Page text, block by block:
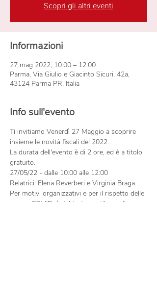
Scopri gli altri eventi
Informazioni
27 mag 2022, 10:00 – 12:00
Parma, Via Giulio e Giacinto Sicuri, 42a,
43124 Parma PR, Italia
Info sull'evento
Ti invitiamo Venerdì 27 Maggio a scoprire
insieme le novità fiscali del 2022.
La durata dell'evento è di 2 ore, ed è a titolo
gratuito.
27/05/22 - dalle 10:00 alle 12:00
Relatrici: Elena Reverberi e Virginia Braga.
Per motivi organizzativi e per il rispetto delle
norme COVID, è richiesta gentile conferma